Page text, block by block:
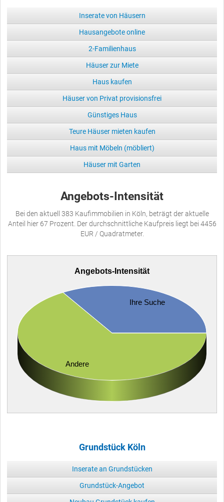
Inserate von Häusern
Hausangebote online
2-Familienhaus
Häuser zur Miete
Haus kaufen
Häuser von Privat provisionsfrei
Günstiges Haus
Teure Häuser mieten kaufen
Haus mit Möbeln (möbliert)
Häuser mit Garten
Angebots-Intensität
Bei den aktuell 383 Kaufimmobilien in Köln, beträgt der aktuelle
Anteil hier 67 Prozent. Der durchschnittliche Kaufpreis liegt bei 4456
EUR / Quadratmeter.
Angebots-Intensität
Andere
Ihre Suche
Grundstück Köln
Inserate an Grundstücken
Grundstück-Angebot